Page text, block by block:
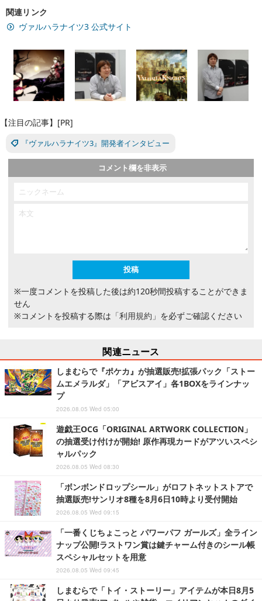
関連リンク
ヴァルハラナイツ3 公式サイト
【注目の記事】[PR]
『ヴァルハラナイツ3』開発者インタビュー
コメント欄を非表示
※一度コメントを投稿した後は約120秒間投稿することができま
せん
※コメントを投稿する際は 「利用規約」 を必ずご確認ください
関連ニュース
しまむらで『ポケカ』が抽選販売!拡張パック「ストー
ムエメラルダ」「アビスアイ」各1BOXをラインナッ
プ
2026.08.05 Wed 05:00
遊戯王OCG「ORIGINAL ARTWORK COLLECTION」
の抽選受け付けが開始! 原作再現カードがアツいスペシ
ャルパック
2026.08.05 Wed 08:30
「ボンボンドロップシール」がロフトネットストアで
抽選販売!サンリオ8種を8月6日10時より受付開始
2026.08.05 Wed 09:15
「一番くじちょこっと パワーパフ ガールズ」全ライン
ナップ公開!ラストワン賞は鍵チャーム付きのシール帳
スペシャルセットを用意
2026.08.05 Wed 09:45
しまむらで「トイ・ストーリー」アイテムが本日8月5